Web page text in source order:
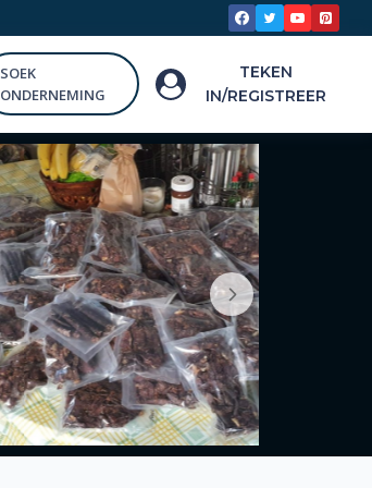
SOEK
ONDERNEMING
TEKEN
IN/REGISTREER